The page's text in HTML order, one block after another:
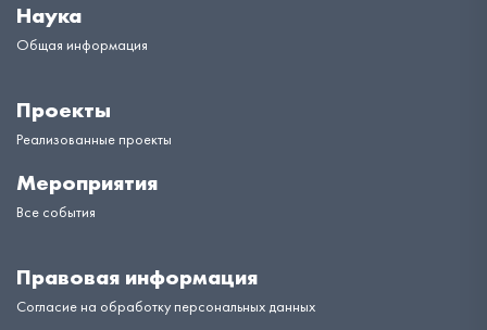
Наука
Общая информация
Проекты
Реализованные проекты
Мероприятия
Все события
Правовая информация
Согласие на обработку персональных данных